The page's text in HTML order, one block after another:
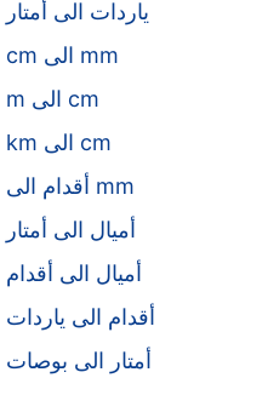
ياردات الى أمتار
cm الى mm
m الى cm
km الى cm
أقدام الى mm
أميال الى أمتار
أميال الى أقدام
أقدام الى ياردات
أمتار الى بوصات